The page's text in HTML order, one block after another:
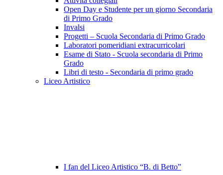
Open Day e Studente per un giorno Secondaria
di Primo Grado
Invalsi
Progetti – Scuola Secondaria di Primo Grado
Laboratori pomeridiani extracurricolari
Esame di Stato - Scuola secondaria di Primo
Grado
Libri di testo - Secondaria di primo grado
Liceo Artistico
I fan del Liceo Artistico “B. di Betto”